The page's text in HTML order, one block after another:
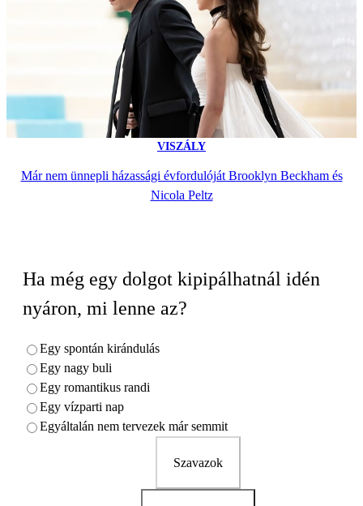
VISZÁLY
Már nem ünnepli házassági évfordulóját Brooklyn Beckham és
Nicola Peltz
Ha még egy dolgot kipipálhatnál idén
nyáron, mi lenne az?
Egy spontán kirándulás
Egy nagy buli
Egy romantikus randi
Egy vízparti nap
Egyáltalán nem tervezek már semmit
Szavazok